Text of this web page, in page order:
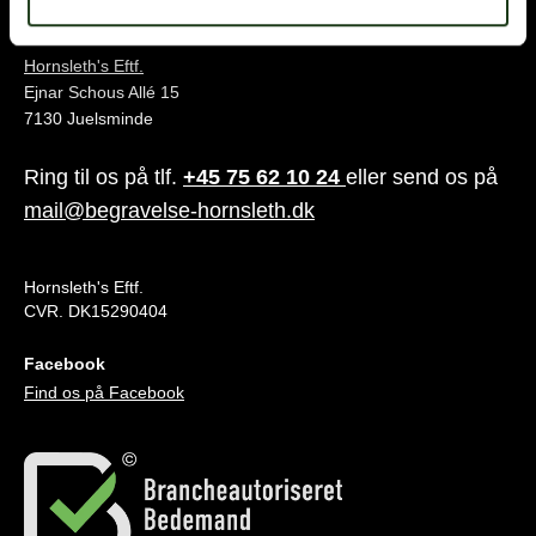
Hornsleth's Eftf.
Ejnar Schous Allé 15
7130 Juelsminde
Ring til os på tlf. +45 75 62 10 24 eller send os på
mail@begravelse-hornsleth.dk
Hornsleth's Eftf.
CVR. DK15290404
Facebook
Find os på Facebook